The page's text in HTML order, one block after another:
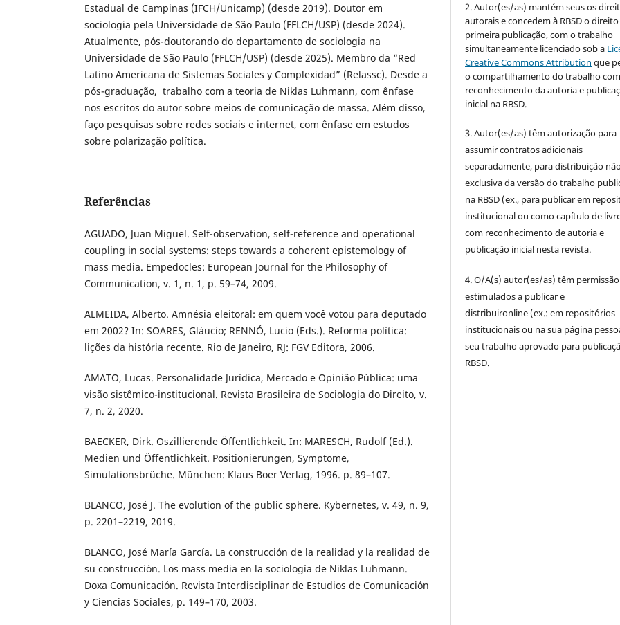
Estadual de Campinas (IFCH/Unicamp) (desde 2019). Doutor em
sociologia pela Universidade de São Paulo (FFLCH/USP) (desde 2024).
Atualmente, pós-doutorando do departamento de sociologia na
Universidade de São Paulo (FFLCH/USP) (desde 2025). Membro da “Red
Latino Americana de Sistemas Sociales y Complexidad” (Relassc). Desde a
pós-graduação, trabalho com a teoria de Niklas Luhmann, com ênfase
nos escritos do autor sobre meios de comunicação de massa. Além disso,
faço pesquisas sobre redes sociais e internet, com ênfase em estudos
sobre polarização política.
Referências
AGUADO, Juan Miguel. Self-observation, self-reference and operational
coupling in social systems: steps towards a coherent epistemology of
mass media. Empedocles: European Journal for the Philosophy of
Communication, v. 1, n. 1, p. 59–74, 2009.
ALMEIDA, Alberto. Amnésia eleitoral: em quem você votou para deputado
em 2002? In: SOARES, Gláucio; RENNÓ, Lucio (Eds.). Reforma política:
lições da história recente. Rio de Janeiro, RJ: FGV Editora, 2006.
AMATO, Lucas. Personalidade Jurídica, Mercado e Opinião Pública: uma
visão sistêmico-institucional. Revista Brasileira de Sociologia do Direito, v.
7, n. 2, 2020.
BAECKER, Dirk. Oszillierende Öffentlichkeit. In: MARESCH, Rudolf (Ed.).
Medien und Öffentlichkeit. Positionierungen, Symptome,
Simulationsbrüche. München: Klaus Boer Verlag, 1996. p. 89–107.
BLANCO, José J. The evolution of the public sphere. Kybernetes, v. 49, n. 9,
p. 2201–2219, 2019.
BLANCO, José María García. La construcción de la realidad y la realidad de
su construcción. Los mass media en la sociología de Niklas Luhmann.
Doxa Comunicación. Revista Interdisciplinar de Estudios de Comunicación
y Ciencias Sociales, p. 149–170, 2003.
2. Autor(es/as) mantém seus os
autorais e concedem à RBSD o
primeira publicação, com o trabalho
simultaneamente licenciado sob a
Creative Commons Attribution que
o compartilhamento do trabalho com
reconhecimento da autoria e
inicial na RBSD.
3. Autor(es/as) têm autorização para
assumir contratos adicionais
separadamente, para distribuição
exclusiva da versão do trabalho
na RBSD (ex., para publicar em
institucional ou como capítulo de
com reconhecimento de autoria e
publicação inicial nesta revista.
4. O/A(s) autor(es/as) têm
estimulados a publicar e
distribuironline (ex.: em repositórios
institucionais ou na sua página
seu trabalho aprovado para
RBSD.